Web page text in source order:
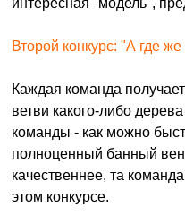
интересная "модель",
Второй конкурс: "А где
Каждая команда
ветви какого-либо
команды - как можно
полноценный банный
качественнее, та
этом конкурсе.